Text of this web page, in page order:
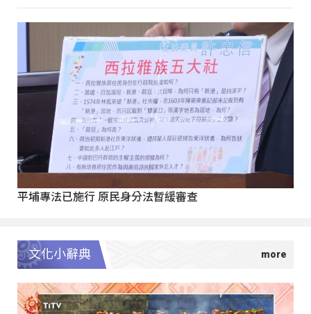
平埔專法已施行 原民身分法暫緩審查
文化小辭典